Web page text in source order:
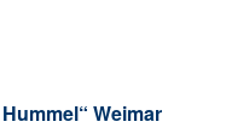
Weimar